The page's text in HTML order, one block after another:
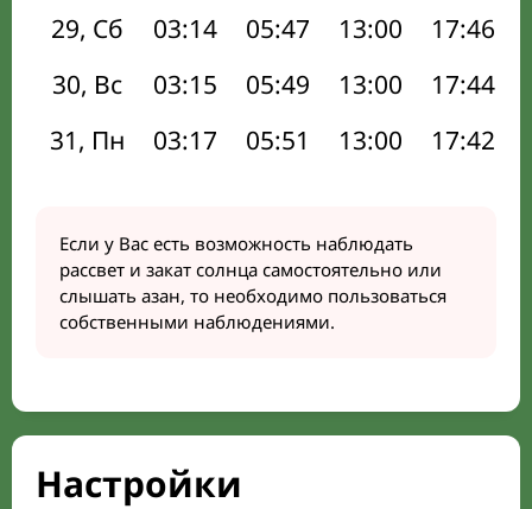
29, Сб
03:14 05:47 13:00 17:46
30, Вс
03:15 05:49 13:00 17:44
31, Пн
03:17 05:51 13:00 17:42
Если у Вас есть возможность наблюдать
рассвет и закат солнца самостоятельно или
слышать азан, то необходимо пользоваться
собственными наблюдениями.
Настройки